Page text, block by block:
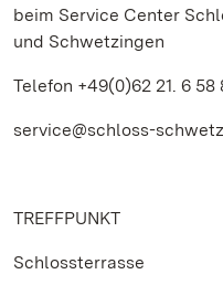
beim Service Center
und Schwetzingen
Telefon +49(0)62 21. 6 58
service@schloss-
TREFFPUNKT
Schlossterrasse